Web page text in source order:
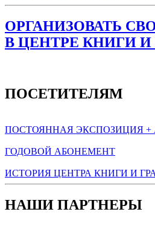
ОРГАНИЗОВАТЬ
В ЦЕНТРЕ КНИГИ
ПОСЕТИТЕЛЯМ
ПОСТОЯННАЯ ЭКСПОЗИЦИЯ +
ГОДОВОЙ АБОНЕМЕНТ
ИСТОРИЯ ЦЕНТРА КНИГИ И
НАШИ ПАРТНЕРЫ